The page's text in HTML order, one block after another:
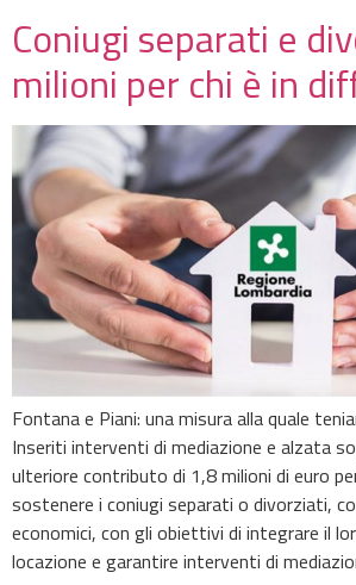
Coniugi separati e
milioni per chi è in
Fontana e Piani: una misura alla quale
Inseriti interventi di mediazione e alzata
ulteriore contributo di 1,8 milioni di euro
sostenere i coniugi separati o divorziati,
economici, con gli obiettivi di integrare il
locazione e garantire interventi di